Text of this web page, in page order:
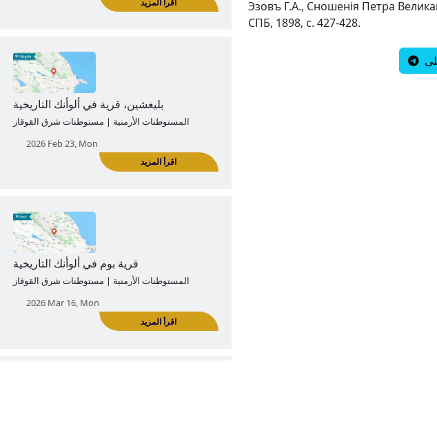
بيكلاركياند، قرية في ألوأنك التاريخية
المستوطنات الأرمنية | مستوطنات شرق القوقاز
اقرأ المزيد
بليغشين، قرية في ألوأنك التاريخية
Эзовъ Г.А., Сношенія Петра
СПБ, 1898, с. 427-428.